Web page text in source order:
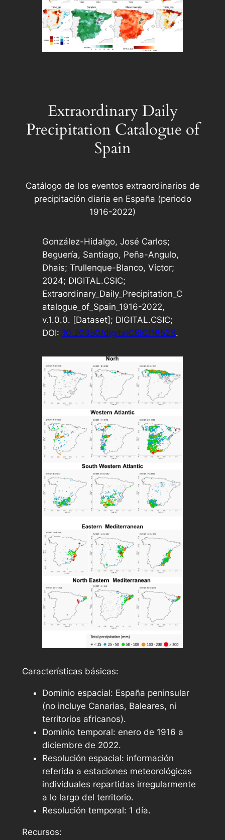
Extraordinary Daily
Precipitation Catalogue of
Spain
Catálogo de los eventos extraordinarios de
precipitación diaria en España (periodo
1916-2022)
González-Hidalgo, José Carlos;
Beguería, Santiago, Peña-Angulo,
Dhais; Trullenque-Blanco, Víctor;
2024; DIGITAL.CSIC;
Extraordinary_Daily_Precipitation_C
atalogue_of_Spain_1916-2022,
v.1.0.0. [Dataset]; DIGITAL.CSIC;
DOI: 10.20350/digitalCSIC/16523.
Características básicas:
Dominio espacial: España peninsular
(no incluye Canarias, Baleares, ni
territorios africanos).
Dominio temporal: enero de 1916 a
diciembre de 2022.
Resolución espacial: información
referida a estaciones meteorológicas
individuales repartidas irregularmente
a lo largo del territorio.
Resolución temporal: 1 día.
Recursos: